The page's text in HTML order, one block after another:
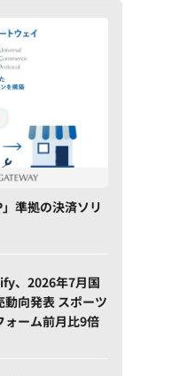
準拠の決済ソリ
、2026年7月国
動向発表 スポーツ
ォーム前月比9倍